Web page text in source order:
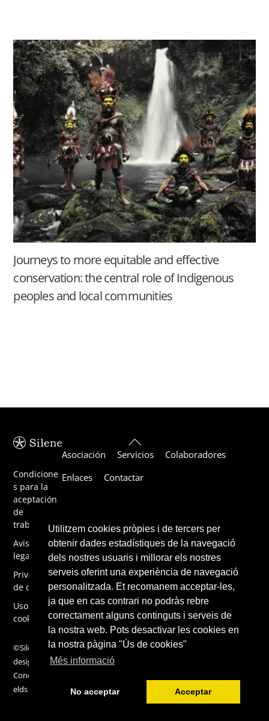
Utilitzem cookies pròpies i de tercers per
obtenir dades estadístiques de la navegació
dels nostres usuaris i millorar els nostres
serveis oferint una experiència de navegació
personalitzada. Et recomanem acceptar-les,
ja que en cas contrari no podràs rebre
correctament alguns continguts i serveis de
la nostra web. Pots desactivar les cookies en
la nostra pàgina "Ús de cookies"
Més informació
No acceptar Acceptar
Journeys to more equitable and effective
conservation: the central role of Indigenous
peoples and local communities
Back
To
Top
Condicione
s para la
aceptación
de
trabajos
Aviso
legal
Privacidad
de datos
Uso de
cookies
©Silene 2019,
design by
ConcentricFi
elds
Asociación Servicios
Colaboradores
Enlaces
Contactar